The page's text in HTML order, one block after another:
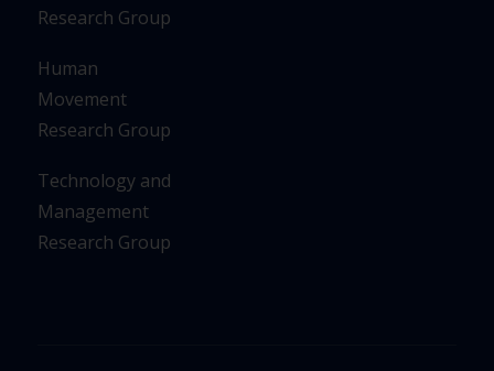
Research Group
Human
Movement
Research Group
Technology and
Management
Research Group